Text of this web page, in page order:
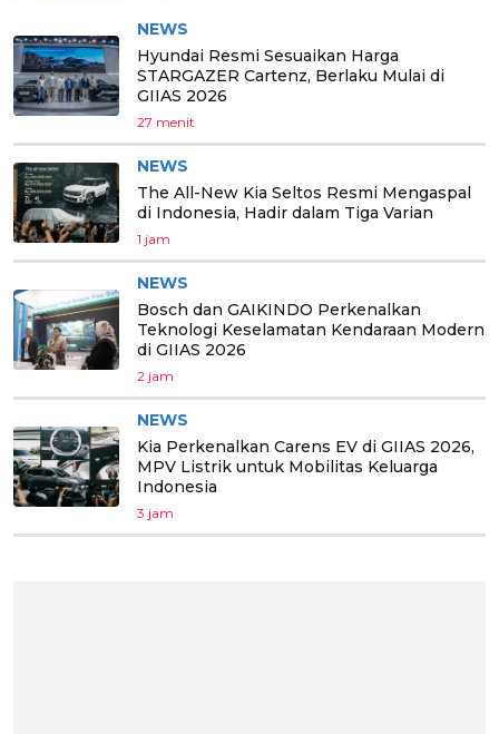
NEWS
Hyundai Resmi Sesuaikan Harga
STARGAZER Cartenz, Berlaku Mulai di
GIIAS 2026
27 menit
NEWS
The All-New Kia Seltos Resmi Mengaspal
di Indonesia, Hadir dalam Tiga Varian
1 jam
NEWS
Bosch dan GAIKINDO Perkenalkan
Teknologi Keselamatan Kendaraan Modern
di GIIAS 2026
2 jam
NEWS
Kia Perkenalkan Carens EV di GIIAS 2026,
MPV Listrik untuk Mobilitas Keluarga
Indonesia
3 jam